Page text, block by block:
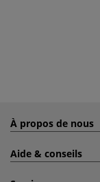
À propos de nous
Aide & conseils